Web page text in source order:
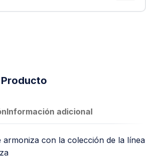
Información adicional
armoniza con la colección de la línea